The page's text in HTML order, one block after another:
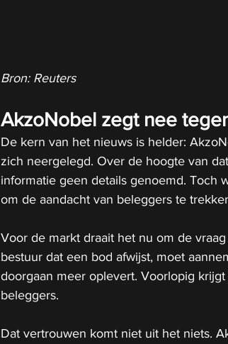
Bron: Reuters
AkzoNobel zegt nee
De kern van het nieuws is helder:
zich neergelegd. Over de hoogte van
informatie geen details genoemd. Toch
om de aandacht van beleggers te
Voor de markt draait het nu om de
bestuur dat een bod afwijst, moet
doorgaan meer oplevert. Voorlopig
beleggers.
Dat vertrouwen komt niet uit het niets.